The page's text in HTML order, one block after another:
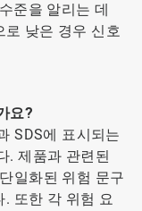
준을 알리는 데
로 낮은 경우 신호
요?
SDS에 표시되는
. 제품과 관련된
일화된 위험 문구
또한 각 위험 요